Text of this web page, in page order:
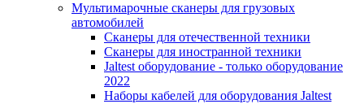
Мультимарочные сканеры для грузовых
автомобилей
Сканеры для отечественной техники
Сканеры для иностранной техники
Jaltest оборудование - только оборудование
2022
Наборы кабелей для оборудования Jaltest